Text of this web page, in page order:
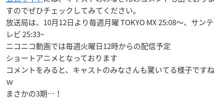
すのでぜひチェックしてみてください。
放送局は、10月12日より毎週月曜 TOKYO MX 25:08〜、サンテ
レビ 25:33~
ニコニコ動画では毎週火曜日12時からの配信予定
ショートアニメとなっております
コメントをみると、キャストのみなさんも驚いてる様子ですね
ｗ
まさかの3期…！